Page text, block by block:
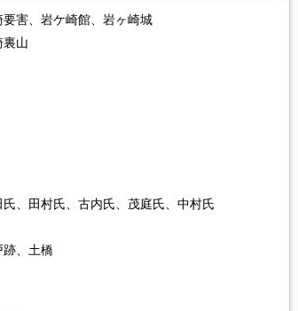
害、岩ケ崎館、岩ヶ崎城
裏山
、田村氏、古内氏、茂庭氏、中村氏
跡、土橋